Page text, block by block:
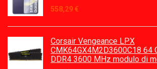
558,29 €
Corsair Vengeance LPX
CMK64GX4M2D3600C18 64
DDR4 3600 MHz modulo di